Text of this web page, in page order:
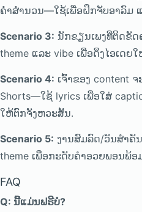
ຄຳສຳນວນ—ໃຊ້ເພື່ອຝຶກຈັບອາລົມ
Scenario 3: ນັກຂຽນເພງທີ່ຕິດຂັດ
theme ແລະ vibe ເພື່ອດຶງໄອເດ
Scenario 4: ເຈົ້າຂອງ content ຈ
Shorts—ໃຊ້ lyrics ເພື່ອໃສ່
ໃຫ້ຕົກຈັງຫວະສັ້ນ.
Scenario 5: ງານສົມລົດ/ວັນສຳຄັ
theme ເພື່ອກະດັບຄຳອວຍພອນພ້ອ
FAQ
Q: ນີ້ແມ່ນຟຣີບໍ?